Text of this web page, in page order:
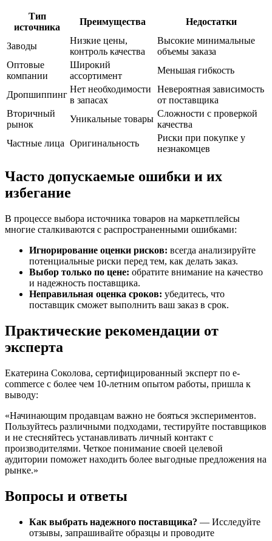
Тип
источника
Преимущества Недостатки
Заводы
Низкие цены,
контроль качества
Высокие минимальные
объемы заказа
Оптовые
компании
Широкий
ассортимент
Меньшая гибкость
Дропшиппинг
Нет необходимости
в запасах
Невероятная зависимость
от поставщика
Вторичный
рынок
Уникальные товары
Сложности с проверкой
качества
Частные лица Оригинальность
Риски при покупке у
незнакомцев
Часто допускаемые ошибки и их
избегание
В процессе выбора источника товаров на маркетплейсы
многие сталкиваются с распространенными ошибками:
Игнорирование оценки рисков: всегда анализируйте
потенциальные риски перед тем, как делать заказ.
Выбор только по цене: обратите внимание на качество
и надежность поставщика.
Неправильная оценка сроков: убедитесь, что
поставщик сможет выполнить ваш заказ в срок.
Практические рекомендации от
эксперта
Екатерина Соколова, сертифицированный эксперт по e-
commerce с более чем 10-летним опытом работы, пришла к
выводу:
«Начинающим продавцам важно не бояться экспериментов.
Пользуйтесь различными подходами, тестируйте поставщиков
и не стесняйтесь устанавливать личный контакт с
производителями. Четкое понимание своей целевой
аудитории поможет находить более выгодные предложения на
рынке.»
Вопросы и ответы
Как выбрать надежного поставщика? — Исследуйте
отзывы, запрашивайте образцы и проводите